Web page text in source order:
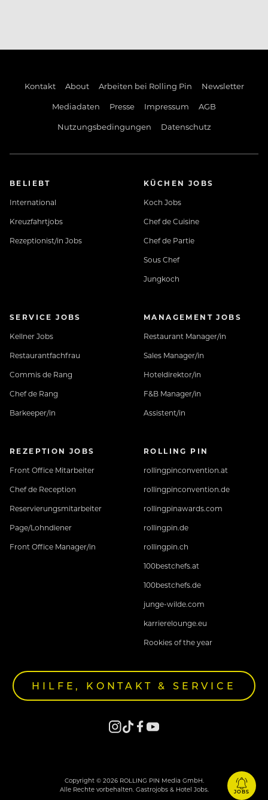
Kontakt About Arbeiten bei Rolling Pin
Newsletter
Mediadaten
Presse Impressum
AGB
Nutzungsbedingungen
Datenschutz
BELIEBT
International
Kreuzfahrtjobs
Rezeptionist/in Jobs
KÜCHEN JOBS
Koch Jobs
Chef de Cuisine
Chef de Partie
Sous Chef
Jungkoch
SERVICE JOBS
Kellner Jobs
Restaurantfachfrau
Commis de Rang
Chef de Rang
Barkeeper/in
MANAGEMENT JOBS
Restaurant Manager/in
Sales Manager/in
Hoteldirektor/in
F&B Manager/in
Assistent/in
REZEPTION JOBS
Front Office Mitarbeiter
Chef de Reception
Reservierungsmitarbeiter
Page/Lohndiener
Front Office Manager/in
ROLLING PIN
rollingpinconvention.at
rollingpinconvention.de
rollingpinawards.com
rollingpin.de
rollingpin.ch
100bestchefs.at
100bestchefs.de
junge-wilde.com
karrierelounge.eu
Rookies of the year
HILFE, KONTAKT & SERVICE
Copyright © 2026 ROLLING PIN Media GmbH.
Alle Rechte vorbehalten. Gastrojobs & Hotel Jobs.
JOBS